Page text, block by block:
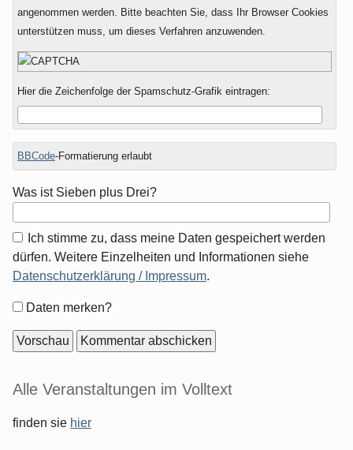
angenommen werden. Bitte beachten Sie, dass Ihr Browser Cookies
unterstützen muss, um dieses Verfahren anzuwenden.
Hier die Zeichenfolge der Spamschutz-Grafik eintragen:
BBCode-Formatierung erlaubt
Was ist Sieben plus Drei?
Ich stimme zu, dass meine Daten gespeichert werden
dürfen. Weitere Einzelheiten und Informationen siehe
Datenschutzerklärung / Impressum.
Formular-
Daten merken?
Seitenleiste
Alle Veranstaltungen im Volltext
finden sie hier